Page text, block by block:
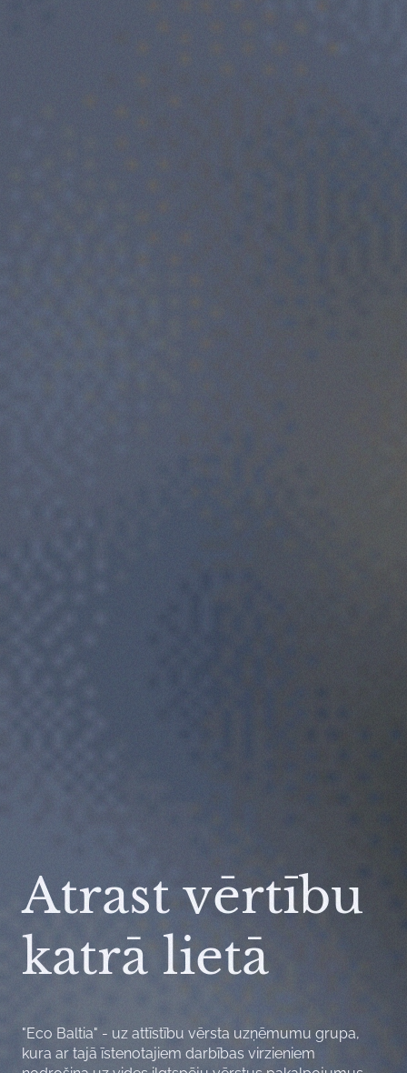
Atrast vērtību
katrā lietā
"Eco Baltia" - uz attīstību vērsta uzņēmumu grupa,
kura ar tajā īstenotajiem darbības virzieniem